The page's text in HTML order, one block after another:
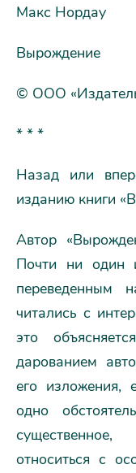
Макс Нордау
Вырождение
© ООО
* * *
Назад или
изданию книги
Автор
Почти ни один
переведенным
читались с
это
дарованием
его изложения,
одно
относиться с